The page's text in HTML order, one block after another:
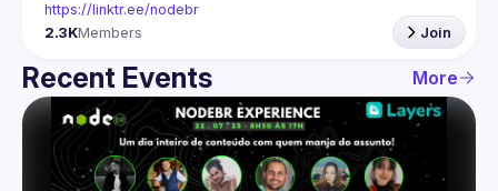
https://linktr.ee/nodebr
2.3KMembers Join
Recent Events More